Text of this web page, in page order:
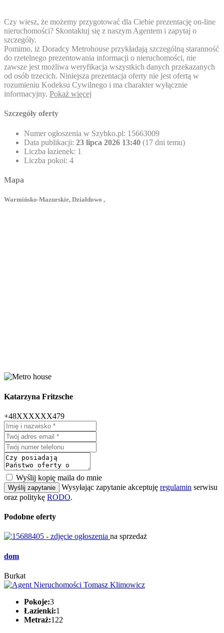
Czy wiesz, że możemy przygotować dla Ciebie prezentację on-line
nieruchomości? Skontaktuj się z naszym Agentem i zapytaj o
szczegóły.
Pomimo, iż Doradcy Metrohouse przykładają szczególną staranność
do rzetelnego prezentowania informacji o nieruchomości, nie
zawsze jest możliwa weryfikacja wszystkich danych przekazanych
od osób trzecich. Niniejsza prezentacja oferty nie jest ofertą w
rozumieniu Kodeksu Cywilnego i ma charakter wyłącznie
informacyjny. Pokaż więcej
Szczegóły oferty
Numer ogłoszenia w Szybko.pl: 15663009
Data publikacji: 23 lipca 2026 13:40 (17 dni temu)
Liczba łazienek: 1
Liczba pokoi: 4
Mapa
Warmińsko-Mazurskie, Działdowo ,
Katarzyna Fritzsche
+48XXXXXX479
Wyślij kopię maila do mnie
Wyślij zapytanie Wysyłając zapytanie akceptuję regulamin serwisu
oraz politykę RODO.
Podobne oferty
na sprzedaż
dom
Burkat
Pokoje:3
Łazienki:1
Metraż:122